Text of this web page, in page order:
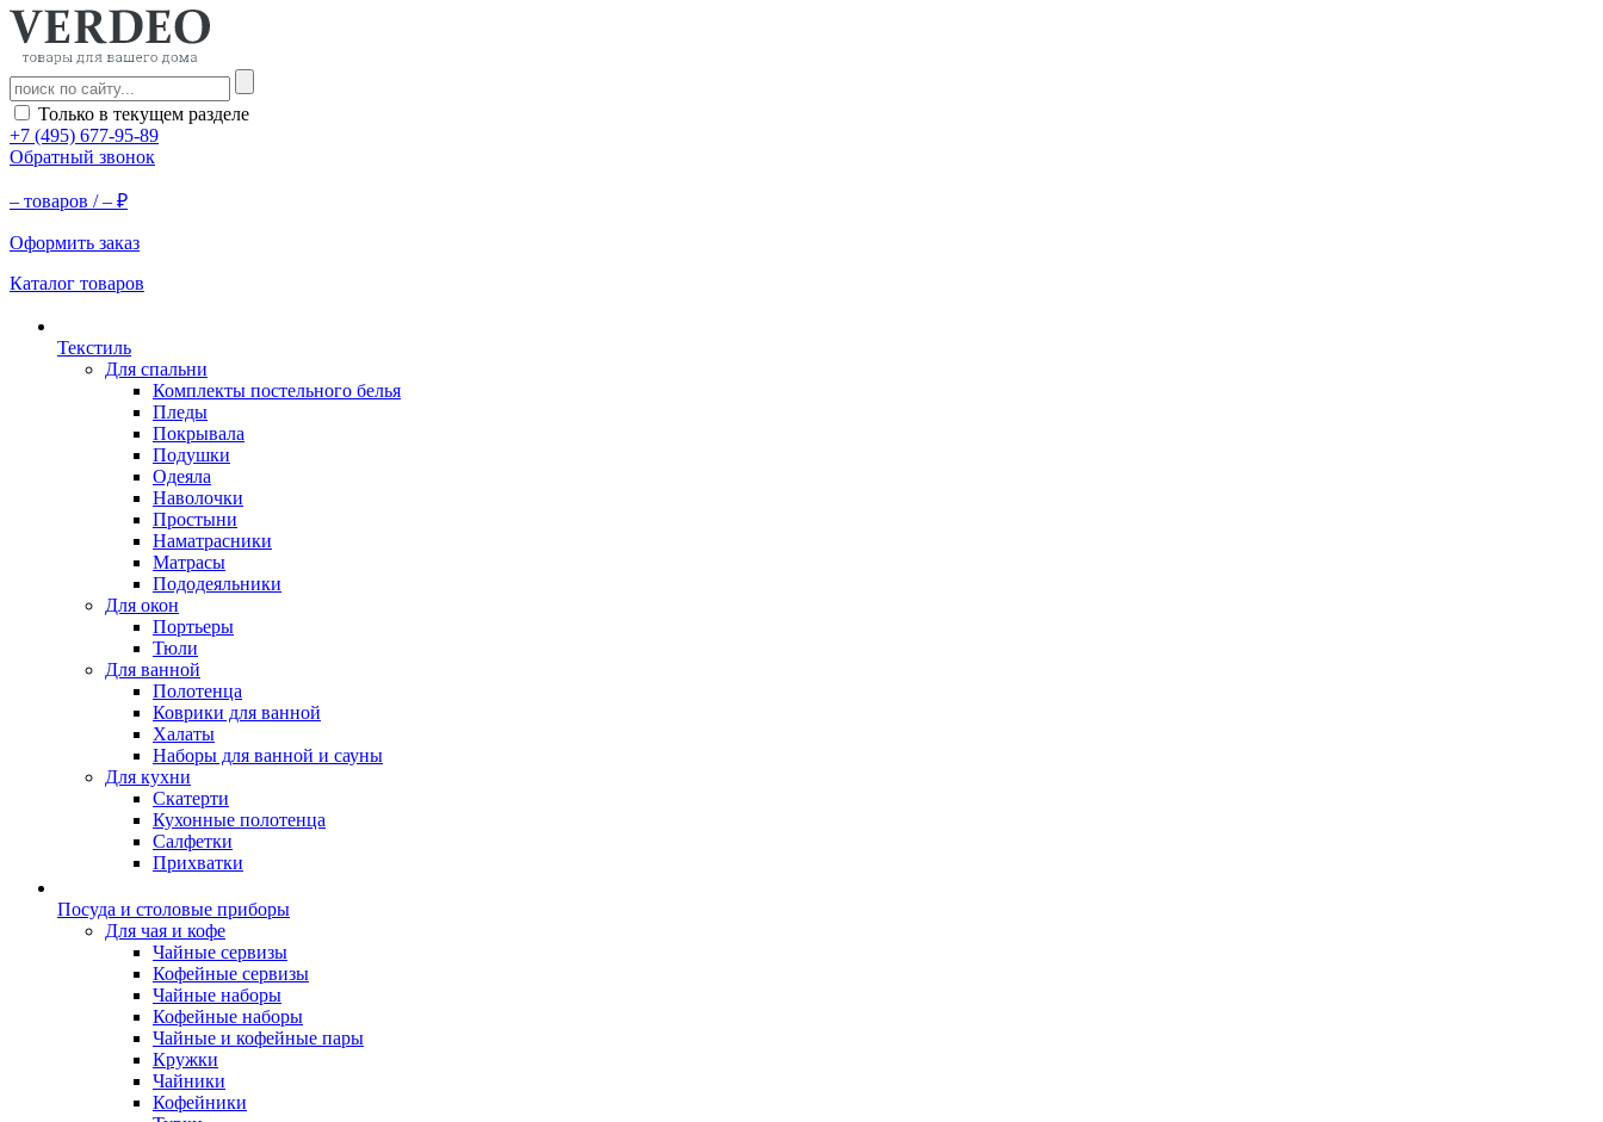
Только в текущем разделе
+7 (495) 677-95-89
Обратный звонок
– товаров /– ₽
Оформить заказ
Каталог товаров
Текстиль
Для спальни
Комплекты постельного белья
Пледы
Покрывала
Подушки
Одеяла
Наволочки
Простыни
Наматрасники
Матрасы
Пододеяльники
Для окон
Портьеры
Тюли
Для ванной
Полотенца
Коврики для ванной
Халаты
Наборы для ванной и сауны
Для кухни
Скатерти
Кухонные полотенца
Салфетки
Прихватки
Посуда и столовые приборы
Для чая и кофе
Чайные сервизы
Кофейные сервизы
Чайные наборы
Кофейные наборы
Чайные и кофейные пары
Кружки
Чайники
Кофейники